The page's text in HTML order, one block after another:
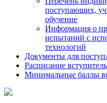
поступающих,
обучение
Информация о
испытаний с
технологий
Документы для
Расписание
Минимальные баллы